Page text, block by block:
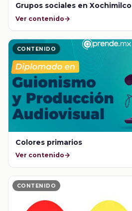
Grupos sociales en Xochimilco
Ver contenido
CONTENIDO
Colores primarios
Ver contenido
CONTENIDO